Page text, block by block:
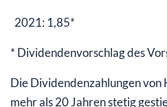
2021: 1,85*
* Dividendenvorschlag des
Die Dividendenzahlungen von
mehr als 20 Jahren stetig